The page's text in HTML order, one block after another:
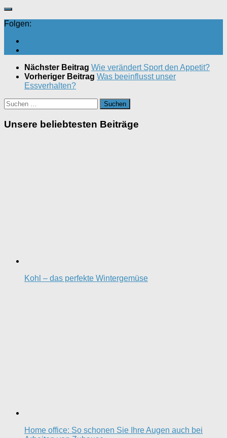
Folgen:
Nächster Beitrag Wie verändert Sport den Appetit?
Vorheriger Beitrag Was beeinflusst unser
Essverhalten?
Suchen
nach:
Unsere beliebtesten Beiträge
Kohl – das perfekte Wintergemüse
Home office: So schonen Sie Ihre Augen auch bei